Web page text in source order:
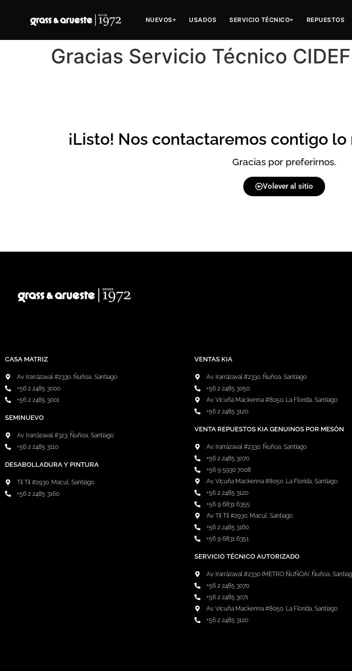
NUEVOS▼ USADOS SERVICIO TÉCNICO▼ REPUESTOS
Gracias Servicio Técnico
¡Listo! Nos contactaremos contigo
Gracias por preferirnos.
Volever al sitio
CASA MATRIZ
Av. Irarrázaval #2330. Ñuñoa, Santiago
+56 2 2485 3000
+56 2 2485 3001
SEMINUEVO
Av. Irarrázaval #323. Ñuñoa, Santiago
+56 2 2485 3110
DESABOLLADURA Y PINTURA
Til Til #2930. Macul, Santiago
+56 2 2485 3160
VENTAS KIA
Av. Irarrázaval #2330. Ñuñoa, Santiago
+56 2 2485 3050
Av. Vicuña Mackenna #8050. La Florida, Santiago
+56 2 2485 3120
VENTA REPUESTOS KIA GENUINOS POR MESÓN
Av. Irarrázaval #2330. Ñuñoa, Santiago
+56 2 2485 3070
+56 9 5930 7008
Av. Vicuña Mackenna #8050. La Florida, Santiago
+56 2 2485 3120
+56 9 6831 6355
Av. Til Til #2930. Macul, Santiago
+56 2 2485 3160
+56 9 6831 6351
SERVICIO TÉCNICO AUTORIZADO
Av. Irarrázaval #2330 (METRO ÑUÑOA). Ñuñoa,
+56 2 2485 3070
+56 2 2485 3071
Av. Vicuña Mackenna #8050. La Florida, Santiago
+56 2 2485 3120